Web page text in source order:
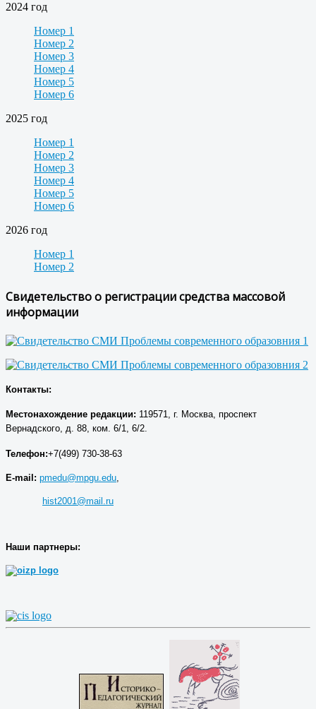
2024 год
Номер 1
Номер 2
Номер 3
Номер 4
Номер 5
Номер 6
2025 год
Номер 1
Номер 2
Номер 3
Номер 4
Номер 5
Номер 6
2026 год
Номер 1
Номер 2
Свидетельство о регистрации средства массовой
информации
Контакты:
Местонахождение редакции: 119571, г. Москва, проспект
Вернадского, д. 88, ком. 6/1, 6/2.
Телефон:+7(499) 730-38-63
E-mail: pmedu@mpgu.edu
hist2001@mail.ru
Наши партнеры: